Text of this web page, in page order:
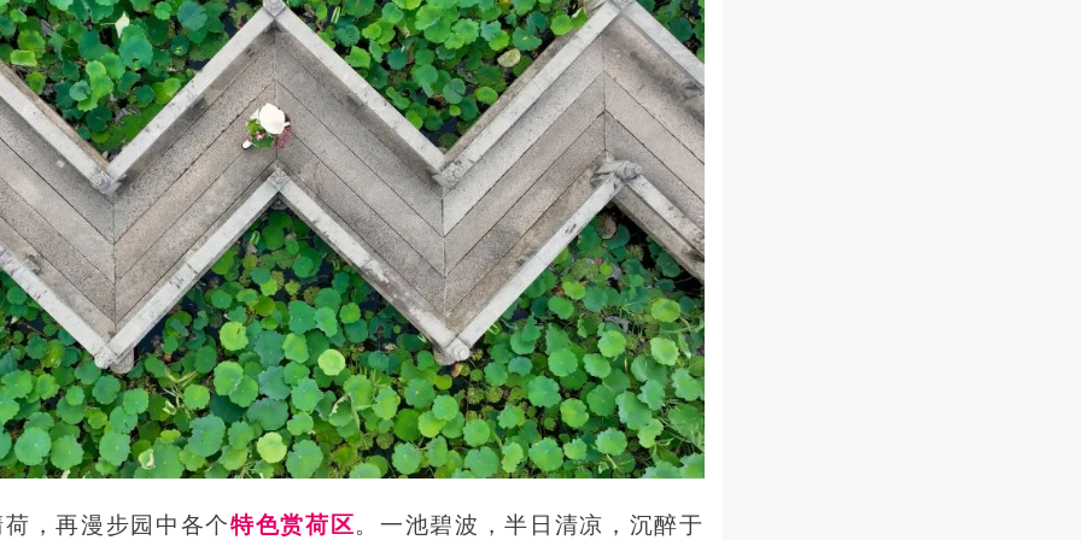
，再漫步园中各个特色赏荷区。一池碧波，半日清凉，沉醉于